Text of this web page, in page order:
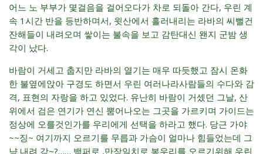
어느 노 부부가 몇걸음을 걸어오다가 차로 되돌아 간다, 우린 계
속 1시간 반을 등반하며서, 윗산에서 흘러내리는 라바의 씨뻘건
잔해들이 내려오며 쌓이는 불속을 보고 감탄대신 왠지 군밤 생
각이 났다.
바람이 거세고 춥지만 라바의 열기는 매우 따듯했고 잠시 온화
한 불옆에앉아 구경도 하면서 우린 여러나라사람들의 수다와 감
격, 표현의 자랑을 하고 있었다. 유난히 바람이 거셌던 그날, 산
위에서 검은 연기가 연신 뿜어나오는 그곳을 가르키며 가이드는
정상에 오를것인가를 우리에게 선택을 하라고 했다. 당근 가야
~~징~ 여기까지 오르기를 무릅과 가슴이 얼마나 힘들었는데 그
냥 내려 강~?…… 백퍼로 ,만장일치로 봉우리를 오르기위해 우린